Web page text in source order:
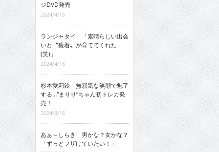
ジDVD発売
2024/4/16
ランジャタイ 「素晴らしい出会
いと〝癒着〟が育ててくれた
(笑)」
2024/4/16
杉本愛莉鈴 無邪気な笑顔で魅了
する…“まりり”ちゃん初トレカ発
売！
2024/3/16
あぁ～しらき 男かな？女かな？
「ずっとフザけていたい！」